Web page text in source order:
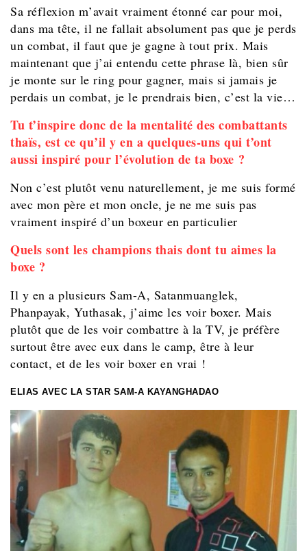
Sa réflexion m’avait vraiment étonné car pour moi,
dans ma tête, il ne fallait absolument pas que je perds
un combat, il faut que je gagne à tout prix. Mais
maintenant que j’ai entendu cette phrase là, bien sûr
je monte sur le ring pour gagner, mais si jamais je
perdais un combat, je le prendrais bien, c’est la vie…
Tu t’inspire donc de la mentalité des combattants
thaïs, est ce qu’il y en a quelques-uns qui t’ont
aussi inspiré pour l’évolution de ta boxe ?
Non c’est plutôt venu naturellement, je me suis formé
avec mon père et mon oncle, je ne me suis pas
vraiment inspiré d’un boxeur en particulier
Quels sont les champions thais dont tu aimes la
boxe ?
Il y en a plusieurs Sam-A, Satanmuanglek,
Phanpayak, Yuthasak, j’aime les voir boxer. Mais
plutôt que de les voir combattre à la TV, je préfère
surtout être avec eux dans le camp, être à leur
contact, et de les voir boxer en vrai !
ELIAS AVEC LA STAR SAM-A KAYANGHADAO